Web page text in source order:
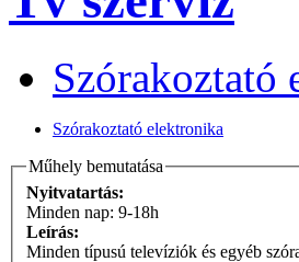
Szórakoztató
Szórakoztató elektronika
Műhely bemutatása
Nyitvatartás:
Minden nap: 9-18h
Leírás:
Minden típusú